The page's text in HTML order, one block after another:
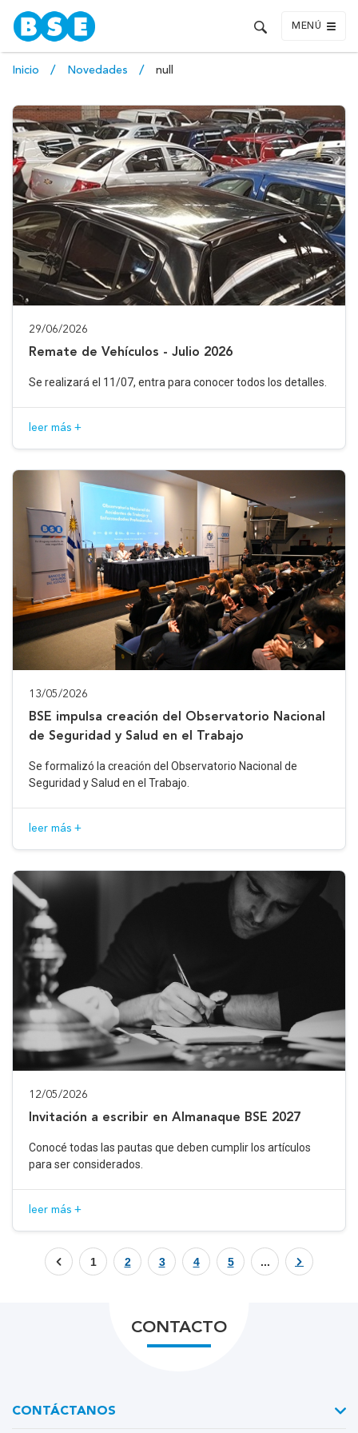
MENÚ
Inicio Novedades null
29/06/2026
Remate de Vehículos - Julio 2026
Se realizará el 11/07, entra para conocer todos los detalles.
leer más +
13/05/2026
BSE impulsa creación del Observatorio Nacional
de Seguridad y Salud en el Trabajo
Se formalizó la creación del Observatorio Nacional de
Seguridad y Salud en el Trabajo.
leer más +
12/05/2026
Invitación a escribir en Almanaque BSE 2027
Conocé todas las pautas que deben cumplir los artículos
para ser considerados.
leer más +
1 2 3 4 5 ...
CONTACTO
CONTÁCTANOS